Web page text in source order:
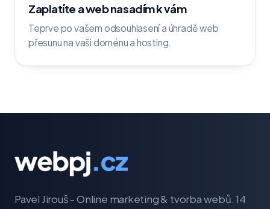
Zaplatíte a web nasadím k vám
Teprve po vašem odsouhlasení a úhradě web
přesunu na vaši doménu a hosting.
Pavel Jirouš - Online marketing & tvorba webů. 14